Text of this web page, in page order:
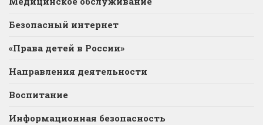
Безопасный интернет
«Права детей в России»
Направления деятельности
Воспитание
Информационная безопасность